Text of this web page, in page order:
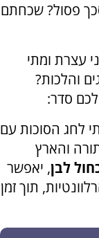
פסול? שכחתם
עצרת ומתי
והלכות?
לכם סדר:
לחג הסוכות עם
והארץ
לבן, יאפשר
תוך זמן